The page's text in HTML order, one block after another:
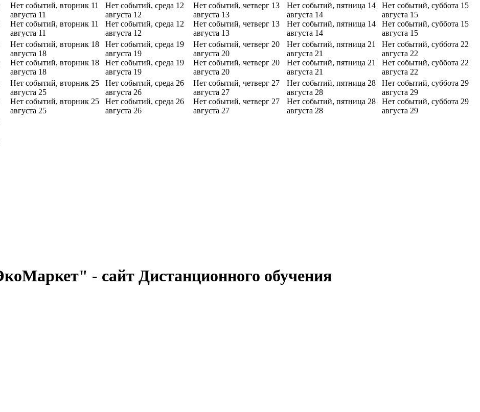
Нет событий, вторник 11
августа 11
Нет событий, вторник 11
августа 11
Нет событий, среда 12
августа 12
Нет событий, среда 12
августа 12
Нет событий, четверг 13
августа 13
Нет событий, четверг 13
августа 13
Нет событий, пятница 14
августа 14
Нет событий, пятница 14
августа 14
Нет событий, суббота 15
августа 15
Нет событий, суббота 15
августа 15
Нет событий, вторник 18
августа 18
Нет событий, вторник 18
августа 18
Нет событий, среда 19
августа 19
Нет событий, среда 19
августа 19
Нет событий, четверг 20
августа 20
Нет событий, четверг 20
августа 20
Нет событий, пятница 21
августа 21
Нет событий, пятница 21
августа 21
Нет событий, суббота 22
августа 22
Нет событий, суббота 22
августа 22
Нет событий, вторник 25
августа 25
Нет событий, вторник 25
августа 25
Нет событий, среда 26
августа 26
Нет событий, среда 26
августа 26
Нет событий, четверг 27
августа 27
Нет событий, четверг 27
августа 27
Нет событий, пятница 28
августа 28
Нет событий, пятница 28
августа 28
Нет событий, суббота 29
августа 29
Нет событий, суббота 29
августа 29
- сайт Дистанционного обучения